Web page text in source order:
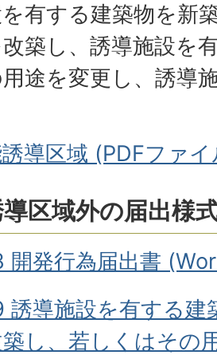
有する建築物を新
築し、誘導施設を
途を変更し、誘導
導区域 (PDFファ
区域外の届出様
開発行為届出書
誘導施設を有する建
し、若しくはその